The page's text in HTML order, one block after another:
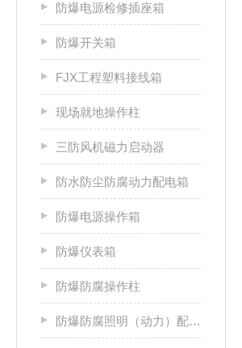
防爆电源检修插座箱
防爆开关箱
FJX工程塑料接线箱
现场就地操作柱
三防风机磁力启动器
防水防尘防腐动力配电箱
防爆电源操作箱
防爆仪表箱
防爆防腐操作柱
防爆防腐照明（动力）配电箱